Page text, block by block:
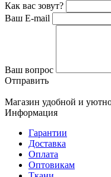
Как вас зовут?
Ваш E-mail
Ваш вопрос
Отправить
Магазин удобной и
Информация
Гарантии
Доставка
Оплата
Оптовикам